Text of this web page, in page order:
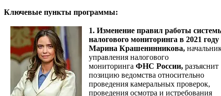
Ключевые пункты программы:
1. Изменение правил работы
налогового мониторинга в 2021 году
Марина Крашенинникова,
управления налогового
мониторинга ФНС России, разъяснит
позицию ведомства относительно
проведения камеральных проверок,
проведения осмотра и истребования